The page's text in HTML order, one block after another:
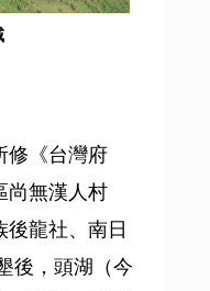
修《台灣府
尚無漢人村
後龍社、南日
後，頭湖（今